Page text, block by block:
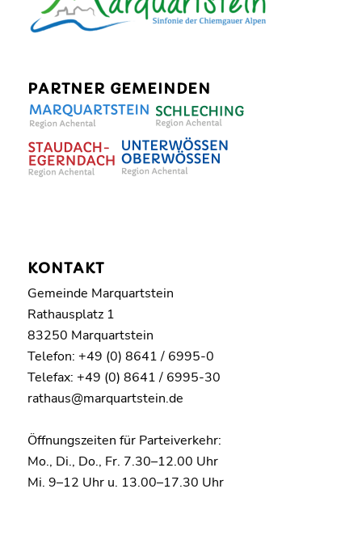
PARTNER GEMEINDEN
KONTAKT
Gemeinde Marquartstein
Rathausplatz 1
83250 Marquartstein
Telefon: +49 (0) 8641 / 6995-0
Telefax: +49 (0) 8641 / 6995-30
rathaus@marquartstein.de
Öffnungszeiten für Parteiverkehr:
Mo., Di., Do., Fr. 7.30–12.00 Uhr
Mi. 9–12 Uhr u. 13.00–17.30 Uhr